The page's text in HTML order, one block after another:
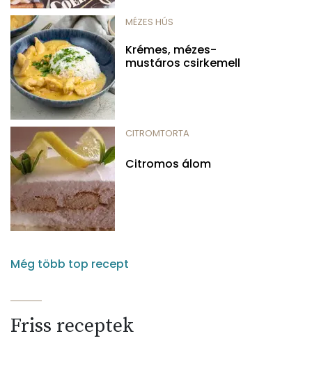
MÉZES HÚS
Krémes, mézes-
mustáros csirkemell
CITROMTORTA
Citromos álom
Még több top recept
Friss receptek